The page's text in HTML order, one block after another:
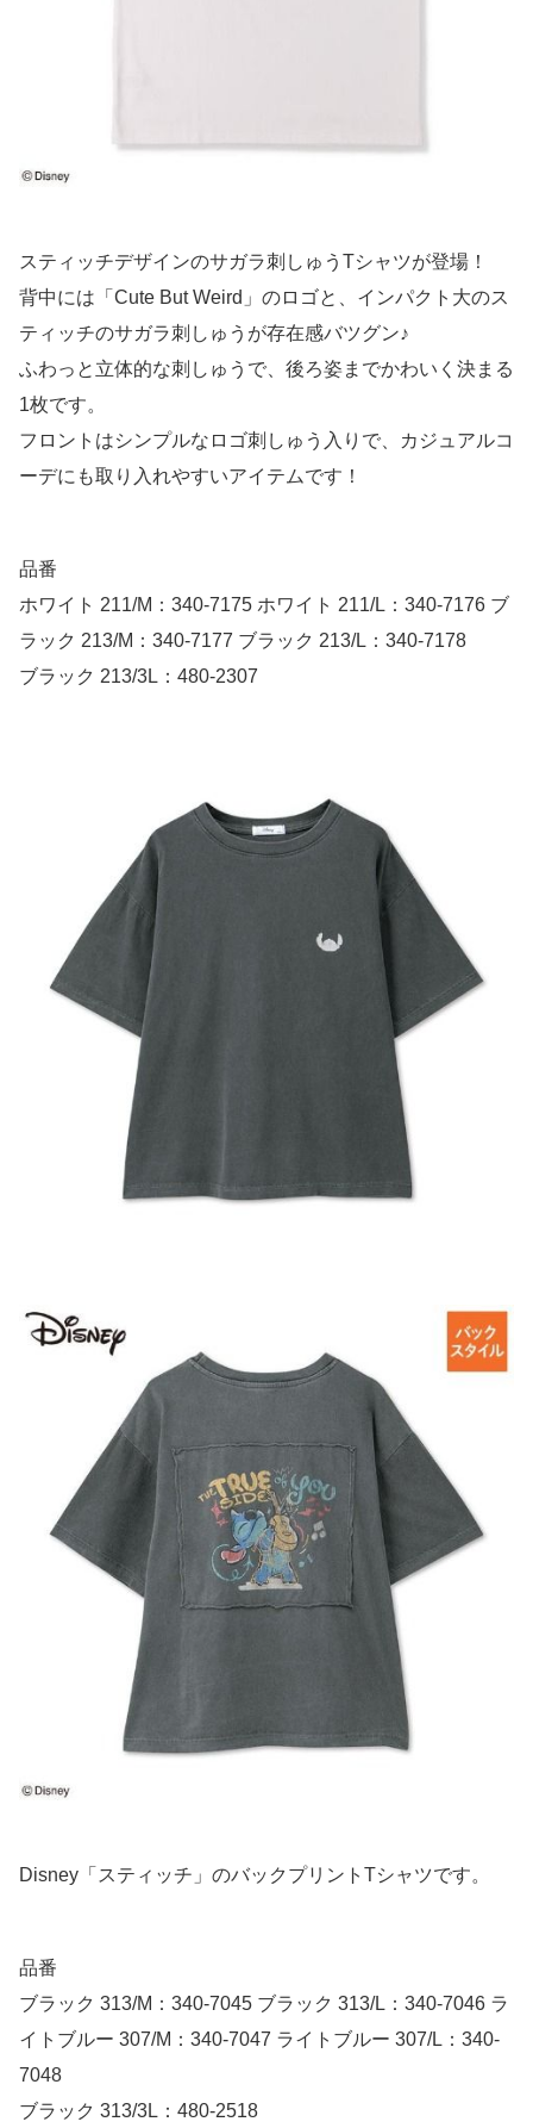
スティッチデザインのサガラ刺しゅうTシャツが登場！
背中には「Cute But Weird」のロゴと、インパクト大のス
ティッチのサガラ刺しゅうが存在感バツグン♪
ふわっと立体的な刺しゅうで、後ろ姿までかわいく決まる
1枚です。
フロントはシンプルなロゴ刺しゅう入りで、カジュアルコ
ーデにも取り入れやすいアイテムです！
品番
ホワイト 211/M：340-7175 ホワイト 211/L：340-7176 ブ
ラック 213/M：340-7177 ブラック 213/L：340-7178
ブラック 213/3L：480-2307
Disney「スティッチ」のバックプリントTシャツです。
品番
ブラック 313/M：340-7045 ブラック 313/L：340-7046 ラ
イトブルー 307/M：340-7047 ライトブルー 307/L：340-
7048
ブラック 313/3L：480-2518